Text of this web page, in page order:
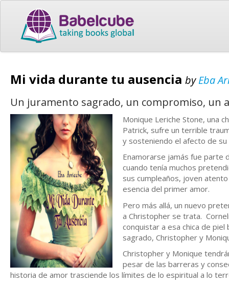
Mi vida durante tu ausencia byEba
Un juramento sagrado, un compromiso, un
Monique Leriche Stone, una
Patrick, sufre un terrible
y sosteniendo el afecto de su
Enamorarse jamás fue parte
cuando tenía muchos
sus cumpleaños, joven
esencia del primer amor.
Pero más allá, un nuevo
a Christopher se trata.
conquistar a esa chica de
sagrado, Christopher y
Christopher y Monique
pesar de las barreras y
historia de amor trasciende los límites de lo espiritual a lo